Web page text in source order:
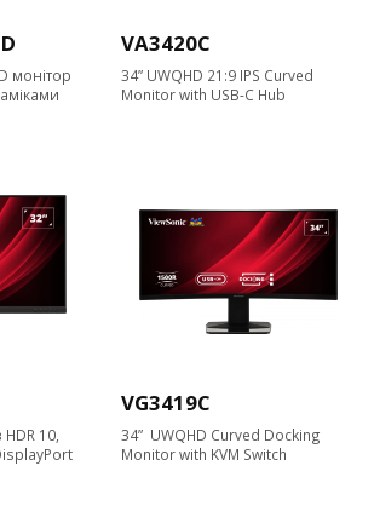
монітор
VA3420C
34” UWQHD 21:9 IPS Curved
Monitor with USB-C Hub
10,
VG3419C
34” UWQHD Curved Docking
Monitor with KVM Switch